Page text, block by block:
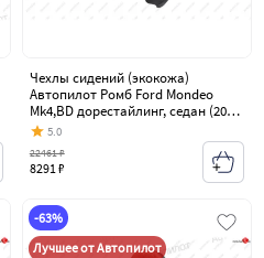
Чехлы сидений (экокожа)
Автопилот Ромб Ford Mondeo
Mk4,BD дорестайлинг, седан (2007-
2010)
5.0
8291 ₽
22461 ₽
-63%
Лучшее от Автопилот